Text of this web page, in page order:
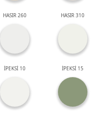
HASIR 260 HASIR 310
İPEKSİ 10 İPEKSİ 15